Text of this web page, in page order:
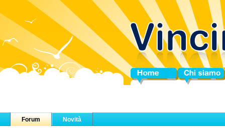
Home Chi siamo
Forum Novità